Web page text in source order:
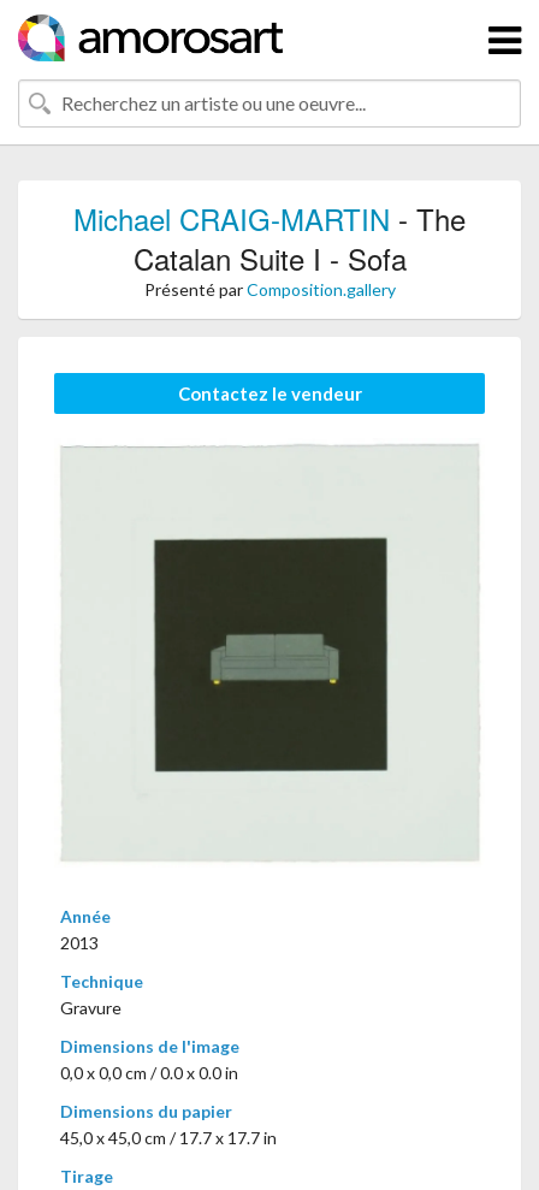
Michael CRAIG-MARTIN - The
Catalan Suite I - Sofa
Présenté parComposition.gallery
Contactez le vendeur
Année
2013
Technique
Gravure
Dimensions de l'image
0,0 x 0,0 cm / 0.0 x 0.0 in
Dimensions du papier
45,0 x 45,0 cm / 17.7 x 17.7 in
Tirage